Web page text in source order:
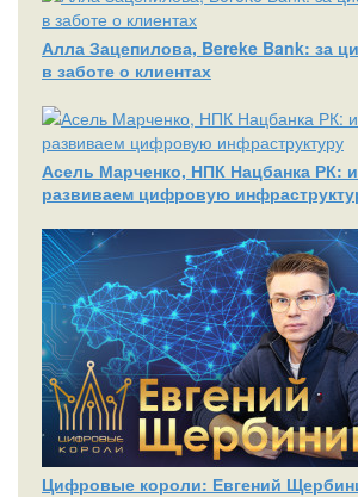
Алла Зацепилова, Bereke Bank: за
в заботе о клиентах
Асель Марченко, НПК Нацбанка РК:
развиваем цифровую
Цифровые короли: Евгений